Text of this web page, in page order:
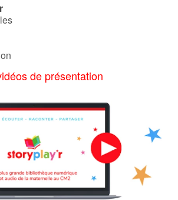
de présentation